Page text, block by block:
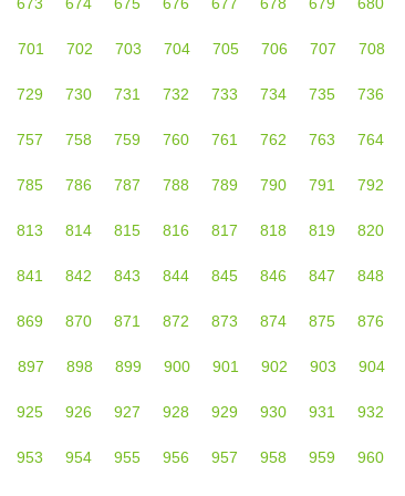
701 702 703 704 705 706 707 708
729 730 731 732 733 734 735 736
757 758 759 760 761 762 763 764
785 786 787 788 789 790 791 792
813 814 815 816 817 818 819 820
841 842 843 844 845 846 847 848
869 870 871 872 873 874 875 876
897 898 899 900 901 902 903 904
925 926 927 928 929 930 931 932
953 954 955 956 957 958 959 960